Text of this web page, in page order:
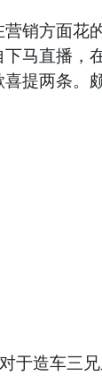
销方面
马直播，
提两条。
于造车三